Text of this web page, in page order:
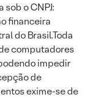
o CNPJ:
financeira
do Brasil.Toda
computadores
impedir
de
exime-se de